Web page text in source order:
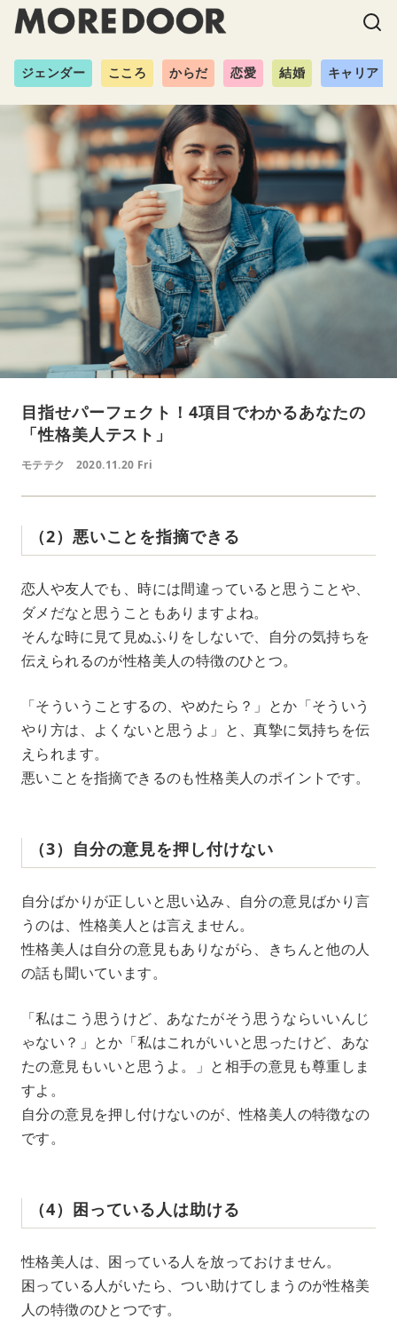
ジェンダー こころ からだ 恋愛 結婚 キャリア
目指せパーフェクト！4項目でわかるあなたの
「性格美人テスト」
モテテク 2020.11.20 Fri
（2）悪いことを指摘できる
恋人や友人でも、時には間違っていると思うことや、
ダメだなと思うこともありますよね。
そんな時に見て見ぬふりをしないで、自分の気持ちを
伝えられるのが性格美人の特徴のひとつ。
「そういうことするの、やめたら？」とか「そういう
やり方は、よくないと思うよ」と、真摯に気持ちを伝
えられます。
悪いことを指摘できるのも性格美人のポイントです。
（3）自分の意見を押し付けない
自分ばかりが正しいと思い込み、自分の意見ばかり言
うのは、性格美人とは言えません。
性格美人は自分の意見もありながら、きちんと他の人
の話も聞いています。
「私はこう思うけど、あなたがそう思うならいいんじ
ゃない？」とか「私はこれがいいと思ったけど、あな
たの意見もいいと思うよ。」と相手の意見も尊重しま
すよ。
自分の意見を押し付けないのが、性格美人の特徴なの
です。
（4）困っている人は助ける
性格美人は、困っている人を放っておけません。
困っている人がいたら、つい助けてしまうのが性格美
人の特徴のひとつです。